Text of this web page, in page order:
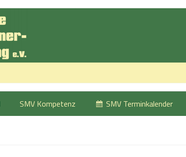
SMV Kompetenz SMV Terminkalender